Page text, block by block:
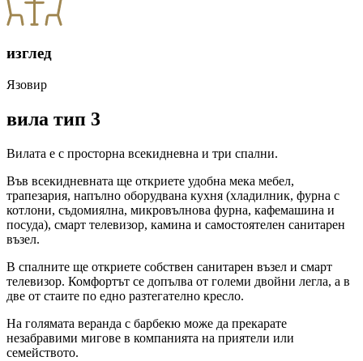
изглед
Язовир
вила тип 3
Вилата е с просторна всекидневна и три спални.
Във всекидневната ще откриете удобна мека мебел,
трапезария, напълно оборудвана кухня (хладилник, фурна с
котлони, съдомиялна, микровълнова фурна, кафемашина и
посуда), смарт телевизор, камина и самостоятелен санитарен
възел.
В спалните ще откриете собствен санитарен възел и смарт
телевизор. Комфортът се допълва от големи двойни легла, а в
две от стаите по едно разтегателно кресло.
На голямата веранда с барбекю може да прекарате
незабравими мигове в компанията на приятели или
семейството.